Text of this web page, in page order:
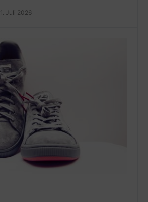
1. Juli 2026